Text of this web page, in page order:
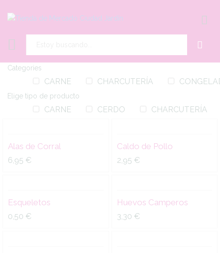
Categories
CARNE CHARCUTERÍA
Elige tipo de producto
CARNE CERDO CHARCUTERÍA
Alas
Corral
Cantidad
Alas de Corral
6,95 €
de
Caldo de Pollo
2,95 €
Esqueletos
0,50 €
quantity
Huevos Camperos
3,30 €
quantity
quantity